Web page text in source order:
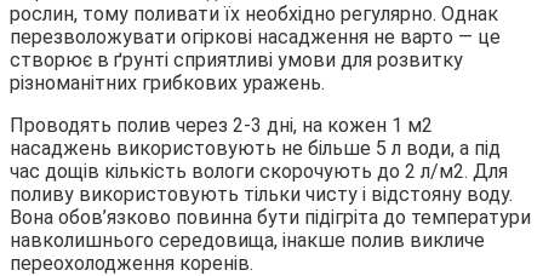
рослин, тому поливати їх необхідно регулярно. Однак
перезволожувати огіркові насадження не варто — це
створює в ґрунті сприятливі умови для розвитку
різноманітних грибкових уражень.
Проводять полив через 2-3 дні, на кожен 1 м2
насаджень використовують не більше 5 л води, а під
час дощів кількість вологи скорочують до 2 л/м2. Для
поливу використовують тільки чисту і відстояну воду.
Вона обов’язково повинна бути підігріта до температури
навколишнього середовища, інакше полив викличе
переохолодження коренів.